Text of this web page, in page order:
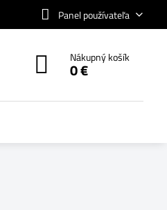
Panel používateľa
Nákupný košík
0 €